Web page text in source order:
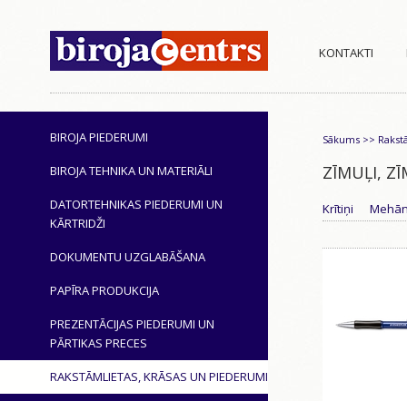
KONTAKTI
BIROJA PIEDERUMI
BIROJA TEHNIKA UN MATERIĀLI
DATORTEHNIKAS PIEDERUMI UN
KĀRTRIDŽI
DOKUMENTU UZGLABĀŠANA
PAPĪRA PRODUKCIJA
PREZENTĀCIJAS PIEDERUMI UN
PĀRTIKAS PRECES
RAKSTĀMLIETAS, KRĀSAS UN PIEDERUMI
Sākums >>
ZĪMUĻI,
Krītiņi